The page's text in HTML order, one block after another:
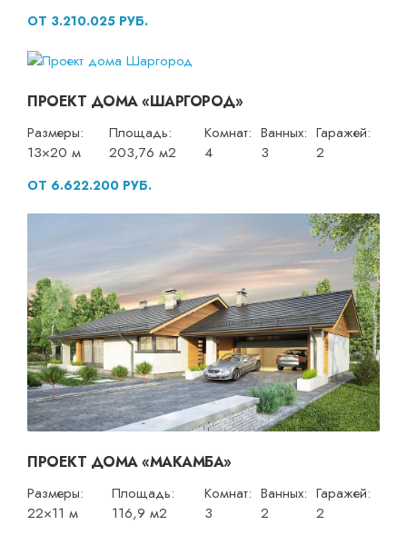
ОТ 3.210.025 РУБ.
ПРОЕКТ ДОМА «ШАРГОРОД»
Размеры:
13×20 м
Площадь:
203,76 м2
Комнат:
4
Ванных:
3
Гаражей:
2
ОТ 6.622.200 РУБ.
ПРОЕКТ ДОМА «МАКАМБА»
Размеры:
22×11 м
Площадь:
116,9 м2
Комнат:
3
Ванных:
2
Гаражей:
2